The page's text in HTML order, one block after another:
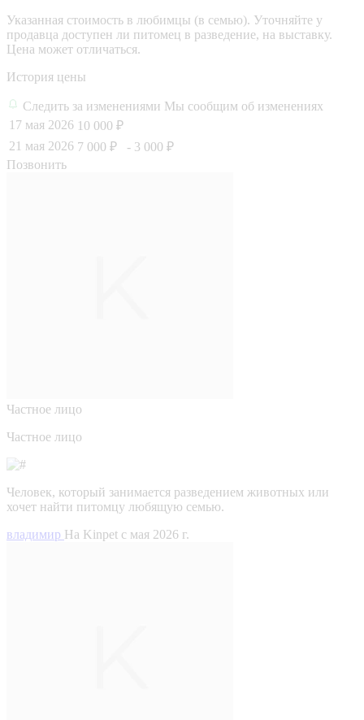
Указанная стоимость в любимцы (в семью). Уточняйте у
продавца доступен ли питомец в разведение, на выставку.
Цена может отличаться.
История цены
Следить за изменениями Мы сообщим об изменениях
17 мая 2026 10 000 ₽
21 мая 2026 7 000 ₽
- 3 000 ₽
Позвонить
Частное лицо
Частное лицо
Человек, который занимается разведением животных или
хочет найти питомцу любящую семью.
владимир На Kinpet c мая 2026 г.